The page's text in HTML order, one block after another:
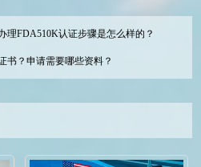
理FDA510K认证步骤是怎么样的？
书？申请需要哪些资料？